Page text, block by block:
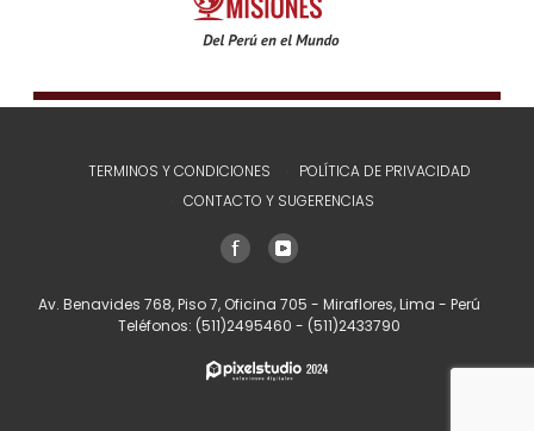
TERMINOS Y CONDICIONES
POLÍTICA DE PRIVACIDAD
CONTACTO Y SUGERENCIAS
Av. Benavides 768, Piso 7, Oficina 705 - Miraflores, Lima - Perú
Teléfonos: (511)2495460 - (511)2433790